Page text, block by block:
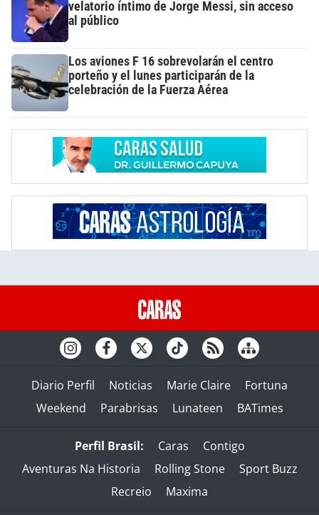
velatorio íntimo de Jorge Messi, sin acceso
al público
Los aviones F 16 sobrevolarán el centro
porteño y el lunes participarán de la
celebración de la Fuerza Aérea
Diario Perfil Noticias Marie Claire
Fortuna
Weekend
Parabrisas Lunateen BATimes
Perfil Brasil: Caras
Contigo
Aventuras Na Historia
Rolling Stone
Sport Buzz
Recreio
Maxima